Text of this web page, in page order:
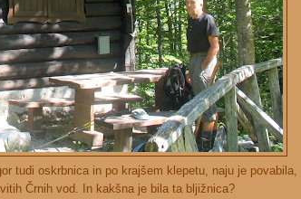
tudi oskrbnica in po krajšem klepetu, naju je povabila,
Črnih vod. In kakšna je bila ta bljižnica?